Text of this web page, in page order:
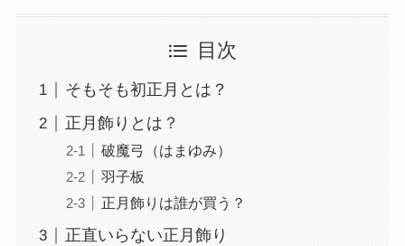
目次
そもそも初正月とは？
正月飾りとは？
破魔弓（はまゆみ）
羽子板
正月飾りは誰が買う？
正直いらない正月飾り